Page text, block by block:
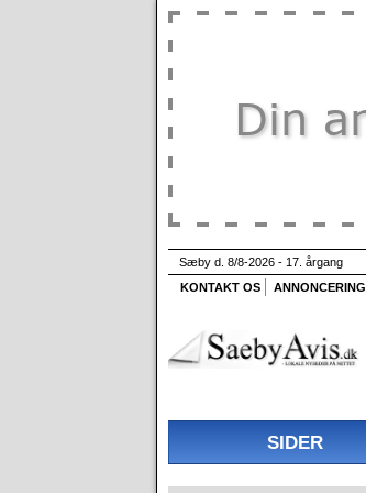
Sæby d. 8/8-2026 - 17. årgang
KONTAKT OS
ANNONCERING
SIDER